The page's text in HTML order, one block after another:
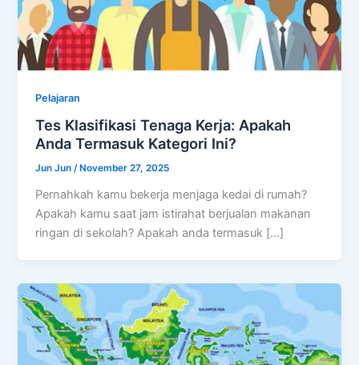
Pelajaran
Tes Klasifikasi Tenaga Kerja: Apakah
Anda Termasuk Kategori Ini?
Jun Jun/ November 27, 2025
Pernahkah kamu bekerja menjaga kedai di rumah?
Apakah kamu saat jam istirahat berjualan makanan
ringan di sekolah? Apakah anda termasuk […]